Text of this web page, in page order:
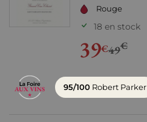
Rouge
18 en stock
39€49€
95/100 Robert Parker